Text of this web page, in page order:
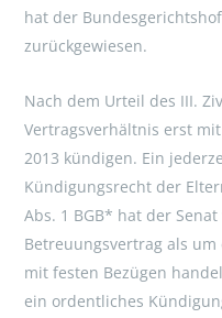
hat der
zurückgewiesen.
Nach dem Urteil des III.
Vertragsverhältnis erst
2013 kündigen. Ein
Kündigungsrecht der
Abs. 1 BGB* hat der
Betreuungsvertrag als
mit festen Bezügen
ein ordentliches